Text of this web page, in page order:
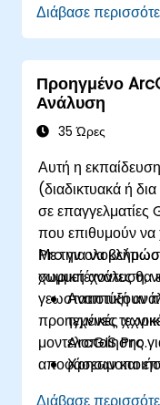
Διάβασε
Προηγμένο
Ανάλυση
35 Ώρες
Αυτή η
(διαδικτυακά ή
σε
που επιθυμούν
Pro για να
χωρική ανάλυση,
γεωστατιστική
προηγμένες
μοντελοποίησης
αποφάσεων και
Με την
συμμετέχοντες θα
Αναπτύξουν
τεχνικές
ArcGIS Pro.
Διάβασε